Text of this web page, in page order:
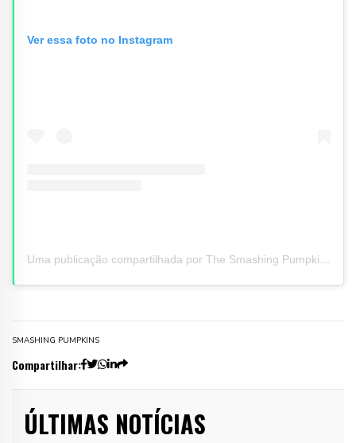
Ver essa foto no Instagram
Uma publicação compartilhada por The Smashing Pumpkins (@smashingpumpkins)
SMASHING PUMPKINS
Compartilhar:
ÚLTIMAS NOTÍCIAS